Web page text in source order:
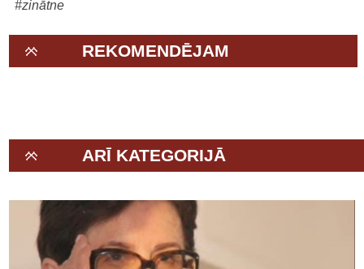
#zinātne
REKOMENDĒJAM
ARĪ KATEGORIJĀ